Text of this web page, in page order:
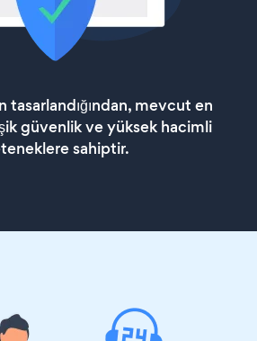
tasarlandığından, mevcut en
güvenlik ve yüksek hacimli
sahiptir.